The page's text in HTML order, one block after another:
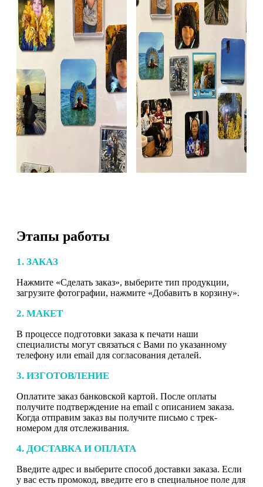
Этапы работы
1. ЗАКАЗ
Нажмите «Сделать заказ», выберите тип продукции,
загрузите фотографии, нажмите «Добавить в корзину».
2. МАКЕТ
В процессе подготовки заказа к печати наши
специалисты могут связаться с Вами по указанному
телефону или email для согласования деталей.
3. ИЗГОТОВЛЕНИЕ
Оплатите заказ банковской картой. После оплаты
получите подтверждение на email с описанием заказа.
Когда отправим заказ вы получите письмо с трек-
номером для отслеживания.
4. ДОСТАВКА И ОПЛАТА
Введите адрес и выберите способ доставки заказа. Если
у вас есть промокод, введите его в специальное поле для